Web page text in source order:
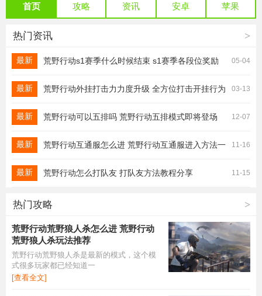
首页 攻略 资讯 安卓 苹果
热门资讯 >
最新
荒野行动s1赛季什么时候结束 s1赛季各段位奖励
05-04
最新 荒野行动外挂打击力力度升级 全方位打击开挂行为 03-13
最新 荒野行动可以五排吗 荒野行动五排模式即将登场 12-07
最新
荒野行动互通服怎么进 荒野行动互通服进入方法一
11-16
最新 荒野行动怎么打队友 打队友方法教程分享 11-15
热门攻略 >
荒野行动荒野狼人杀怎么进 荒野行动
荒野狼人杀玩法推荐
荒野行动荒野狼人杀是最新的模式，这个模
式很多玩家都已经知道一
[查看全文]